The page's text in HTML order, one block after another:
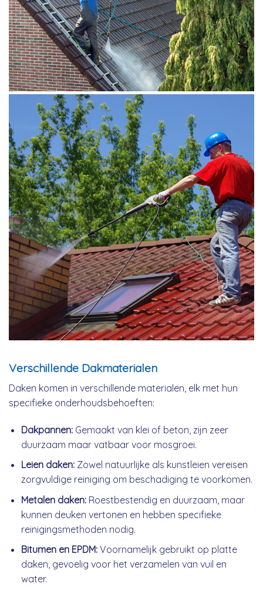
Verschillende Dakmaterialen
Daken komen in verschillende materialen, elk met hun
specifieke onderhoudsbehoeften:
Dakpannen:Gemaakt van klei of beton, zijn zeer
duurzaam maar vatbaar voor mosgroei.
Leien daken:Zowel natuurlijke als kunstleien vereisen
zorgvuldige reiniging om beschadiging te voorkomen.
Metalen daken:Roestbestendig en duurzaam, maar
kunnen deuken vertonen en hebben specifieke
reinigingsmethoden nodig.
Bitumen en EPDM:Voornamelijk gebruikt op platte
daken, gevoelig voor het verzamelen van vuil en
water.